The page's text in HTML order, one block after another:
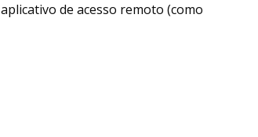
de acesso remoto (como